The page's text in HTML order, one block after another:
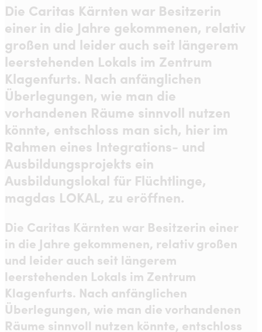
Die Caritas Kärnten war Besitzerin
einer in die Jahre gekommenen, relativ
großen und leider auch seit längerem
leerstehenden Lokals im Zentrum
Klagenfurts. Nach anfänglichen
Überlegungen, wie man die
vorhandenen Räume sinnvoll nutzen
könnte, entschloss man sich, hier im
Rahmen eines Integrations- und
Ausbildungsprojekts ein
Ausbildungslokal für Flüchtlinge,
magdas LOKAL, zu eröffnen.
Die Caritas Kärnten war Besitzerin einer
in die Jahre gekommenen, relativ großen
und leider auch seit längerem
leerstehenden Lokals im Zentrum
Klagenfurts. Nach anfänglichen
Überlegungen, wie man die vorhandenen
Räume sinnvoll nutzen könnte, entschloss